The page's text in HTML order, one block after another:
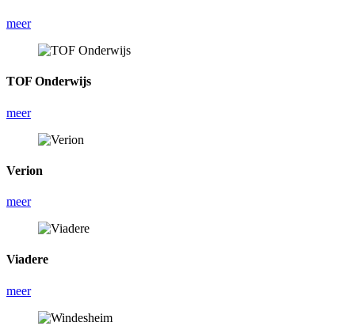
meer
TOF Onderwijs
meer
Verion
meer
Viadere
meer